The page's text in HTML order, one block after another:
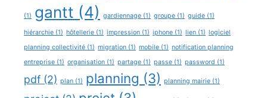
(1) gantt (4) gardiennage (1) groupe (1) guide (1)
hiérarchie (1) hôtellerie (1) impression (1) iphone (1) lien (1) logiciel
planning collectivité (1) migration (1) mobile (1) notification planning
entreprise (1) organisation (1) partage (1) passe (1) password (1)
pdf (2) plan (1) planning (3) planning mairie (1)